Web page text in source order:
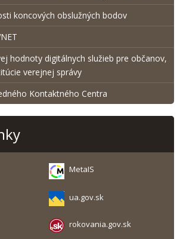
koncových obslužných bodov
hodnoty digitálnych služieb pre občanov,
verejnej správy
Kontaktného Centra
MetaIS
ua.gov.sk
rokovania.gov.sk